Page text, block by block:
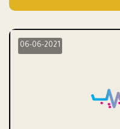
06-06-2021